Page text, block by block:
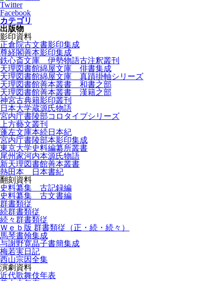
Twitter
Facebook
カテゴリ
出版物
影印資料
正倉院古文書影印集成
尊経閣善本影印集成
鉄心斎文庫 伊勢物語古注釈叢刊
天理図書館綿屋文庫 俳書集成
天理図書館綿屋文庫 真蹟掛軸シリーズ
天理図書館善本叢書 和書之部
天理図書館善本叢書 漢籍之部
神宮古典籍影印叢刊
日本大学蔵源氏物語
宮内庁書陵部コロタイプシリーズ
上方藝文叢刊
蓬左文庫本続日本紀
宮内庁書陵部本影印集成
東京大学史料編纂所叢書
尾州家河内本源氏物語
新天理図書館善本叢書
熱田本 日本書紀
翻刻資料
史料纂集 古記録編
史料纂集 古文書編
群書類従
続群書類従
続々群書類従
Ｗｅｂ版 群書類従（正・続・続々）
馬琴書翰集成
与謝野寛晶子書簡集成
梅若実日記
西山宗因全集
演劇資料
近代歌舞伎年表